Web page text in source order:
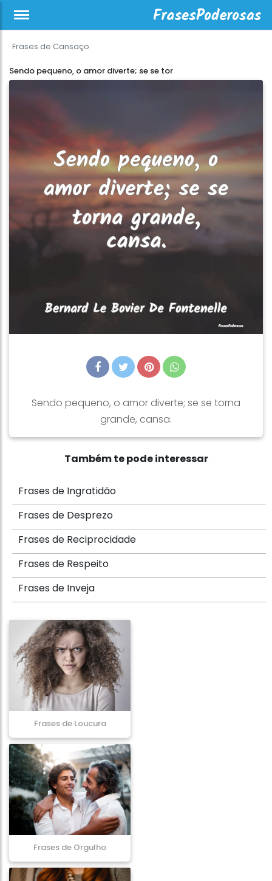
Frases de Cansaço
Sendo pequeno, o amor diverte; se se tor
Sendo pequeno, o amor diverte; se se torna
grande, cansa.
Também te pode interessar
Frases de Ingratidão
Frases de Desprezo
Frases de Reciprocidade
Frases de Respeito
Frases de Inveja
Frases de Loucura
Frases de Orgulho